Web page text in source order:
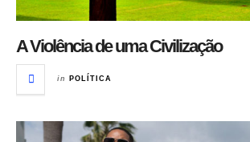
A Violência de uma Civilização
in POLÍTICA